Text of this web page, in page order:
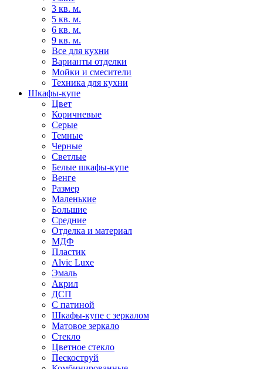
3 кв. м.
5 кв. м.
6 кв. м.
9 кв. м.
Все для кухни
Варианты отделки
Мойки и смесители
Техника для кухни
Шкафы-купе
Цвет
Коричневые
Серые
Темные
Черные
Светлые
Белые шкафы-купе
Венге
Размер
Маленькие
Большие
Средние
Отделка и материал
МДФ
Пластик
Alvic Luxe
Эмаль
Акрил
ДСП
С патиной
Шкафы-купе с зеркалом
Матовое зеркало
Стекло
Цветное стекло
Пескоструй